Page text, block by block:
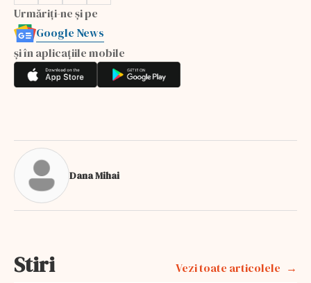
Urmăriți-ne și pe
Google News
și în aplicațiile mobile
Dana Mihai
Stiri Vezi toate articolele